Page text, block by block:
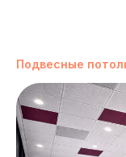
Подвесные